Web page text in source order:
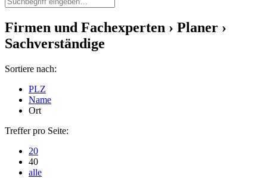
Firmen und Fachexperten › Planer ›
Sachverständige
Sortiere nach:
PLZ
Name
Ort
Treffer pro Seite:
20
40
alle